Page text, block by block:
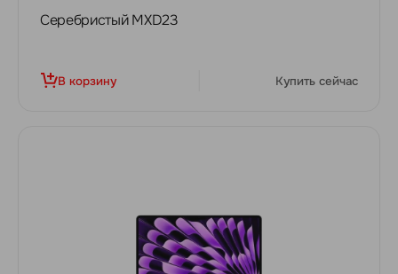
Серебристый MXD23
В корзину Купить сейчас